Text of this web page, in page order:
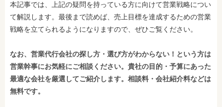
本記事では、上記の疑問を持っている方に向けて営業戦略につい
て解説します。最後まで読めば、売上目標を達成するための営業
戦略を立てられるようになりますので、ぜひご覧ください。
なお、営業代行会社の探し方・選び方がわからない！という方は
営業幹事にお気軽にご相談ください。貴社の目的・予算にあった
最適な会社を厳選してご紹介します。相談料・会社紹介料などは
無料です。